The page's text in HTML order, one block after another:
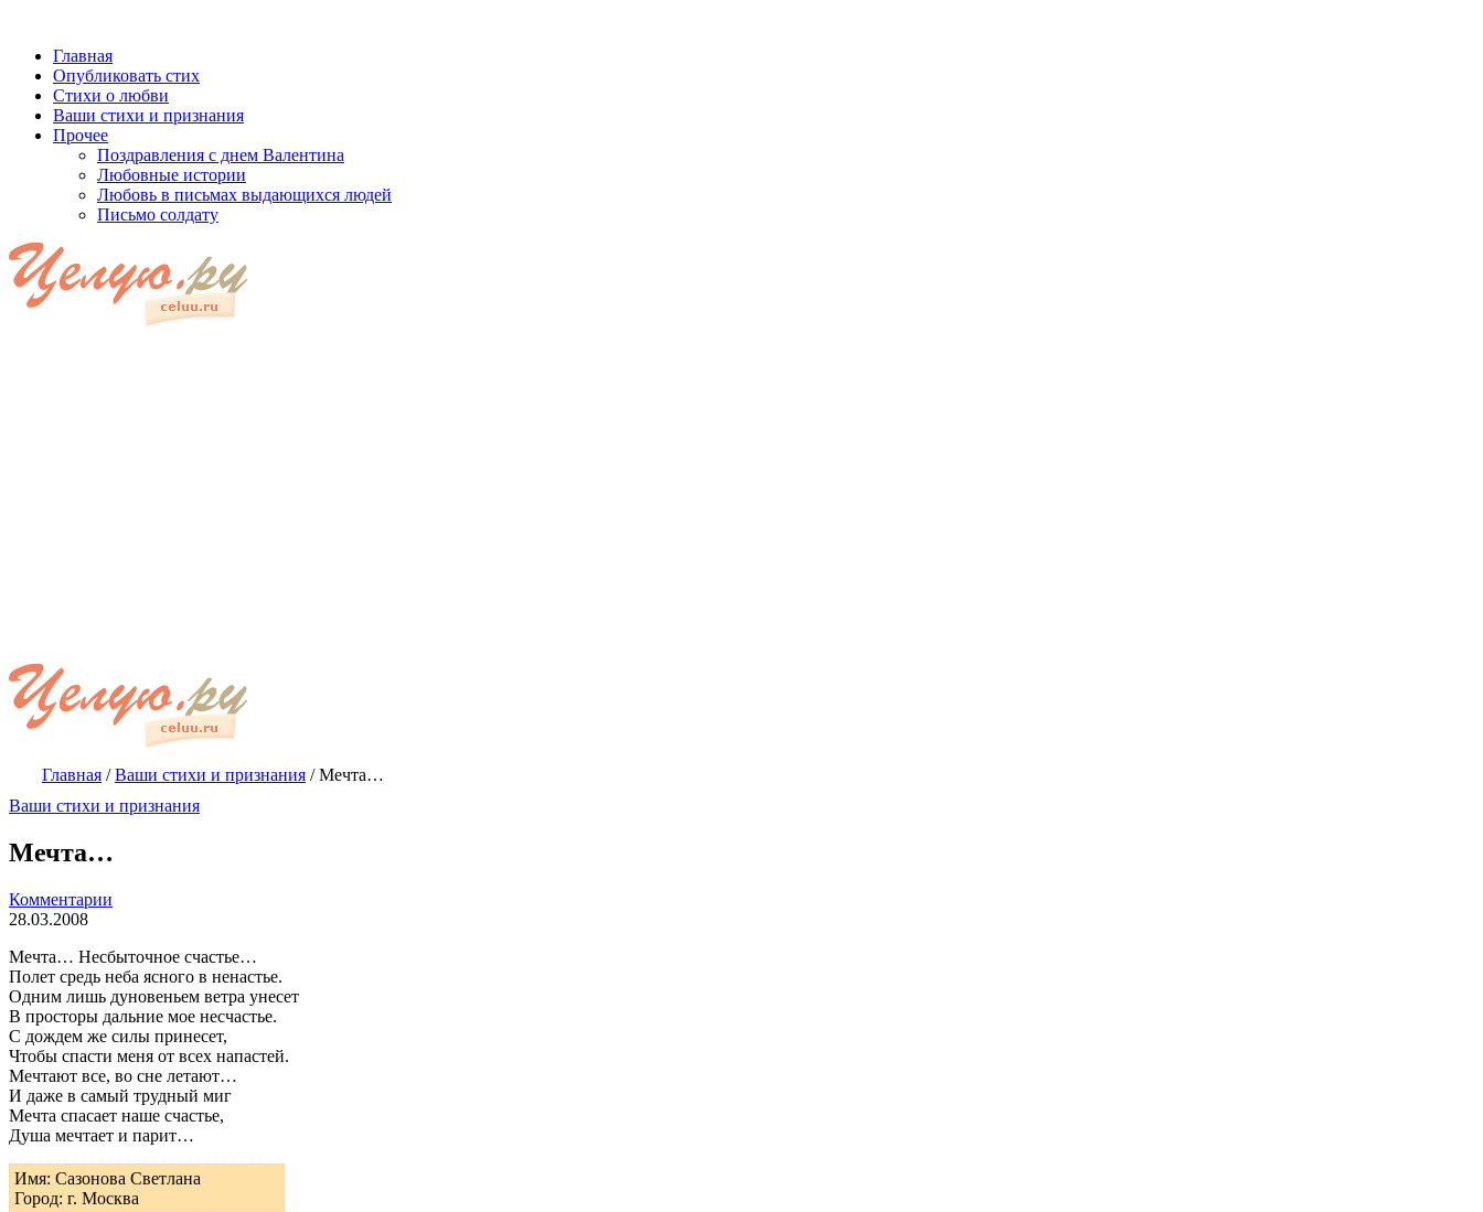
Главная
Опубликовать стих
Стихи о любви
Ваши стихи и признания
Прочее
Поздравления с днем Валентина
Любовные истории
Любовь в письмах выдающихся людей
Письмо солдату
Главная /Ваши стихи и признания /Мечта…
Ваши стихи и признания
Мечта…
Комментарии
28.03.2008
Мечта… Несбыточное счастье…
Полет средь неба ясного в ненастье.
Одним лишь дуновеньем ветра унесет
В просторы дальние мое несчастье.
С дождем же силы принесет,
Чтобы спасти меня от всех напастей.
Мечтают все, во сне летают…
И даже в самый трудный миг
Мечта спасает наше счастье,
Душа мечтает и парит…
Имя: Сазонова Светлана
Город: г. Москва